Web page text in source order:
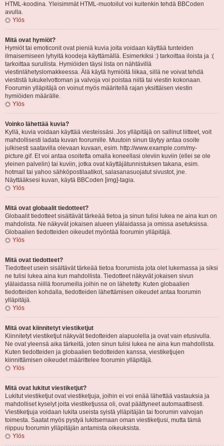
HTML-koodina. Yleisimmät HTML-muotoilut voi kuitenkin tehdä BBCoden
avulla.
Ylös
Mitä ovat hymiöt?
Hymiöt tai emoticonit ovat pieniä kuvia joita voidaan käyttää tunteiden
ilmaisemiseen lyhyitä koodeja käyttämällä. Esimerkiksi :) tarkoittaa iloista ja :(
tarkoittaa surullista. Hymiöiden täysi lista on nähtävillä
viestinlähetyslomakkeessa. Älä käytä hymiöitä liikaa, sillä ne voivat tehdä
viestistä lukukelvottoman ja valvoja voi poistaa niitä tai viestin kokonaan.
Foorumin ylläpitäjä on voinut myös määritellä rajan yksittäisen viestin
hymiöiden määrälle.
Ylös
Voinko lähettää kuvia?
Kyllä, kuvia voidaan käyttää viesteissäsi. Jos ylläpitäjä on sallinut liitteet, voit
mahdollisesti ladata kuvan foorumille. Muutoin sinun täytyy antaa osoite
julkisesti saatavilla olevaan kuvaan, esim. http://www.example.com/my-
picture.gif. Et voi antaa osoitetta omalla koneellasi oleviin kuviin (ellei se ole
yleinen palvelin) tai kuviin, jotka ovat käyttäjätunnistuksen takana, esim.
hotmail tai yahoo sähköpostilaatikot, salasanasuojatut sivustot, jne.
Näyttääksesi kuvan, käytä BBCoden [img]-tagia.
Ylös
Mitä ovat globaalit tiedotteet?
Globaalit tiedotteet sisältävät tärkeää tietoa ja sinun tulisi lukea ne aina kun on
mahdolista. Ne näkyvät jokaisen alueen ylälaidassa ja omissa asetuksissa.
Globaalien tiedotteiden oikeudet myöntää foorumin ylläpitäjä.
Ylös
Mitä ovat tiedotteet?
Tiedotteet usein sisältävät tärkeää tietoa foorumista jota olet lukemassa ja siksi
ne tulisi lukea aina kun mahdollista. Tiedotteet näkyvät jokaisen sivun
ylälaidassa niillä foorumeilla joihin ne on lähetetty. Kuten globaalien
tiedotteiden kohdalla, tiedotteiden lähettämisen oikeudet antaa foorumin
ylläpitäjä.
Ylös
Mitä ovat kiinnitetyt viestiketjut
Kiinnitetyt viestiketjut näkyvät tiedotteiden alapuolella ja ovat vain etusivulla.
Ne ovat yleensä aika tärkeitä, joten sinun tulisi lukea ne aina kun mahdollista.
Kuten tiedotteiden ja globaalien tiedotteiden kanssa, viestiketjujen
kiinnittämisen oikeudet määrittelee foorumin ylläpitäjä.
Ylös
Mitä ovat lukitut viestiketjut?
Lukitut viestiketjut ovat viestiketjuja, joihin ei voi enää lähettää vastauksia ja
mahdolliset kyselyt joita viestiketjussa oli, ovat päättyneet automaattisesti.
Viestiketjuja voidaan lukita useista syistä ylläpitäjän tai foorumin valvojan
toimesta. Saatat myös pystyä lukitsemaan oman viestiketjusi, mutta tämä
riippuu foorumin ylläpitäjän antamista oikeuksista.
Ylös